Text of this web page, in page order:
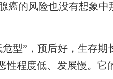
的风险也没有想象中
”，预后好，生存期
性程度低、发展慢。它